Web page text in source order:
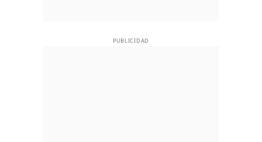
PUBLICIDAD